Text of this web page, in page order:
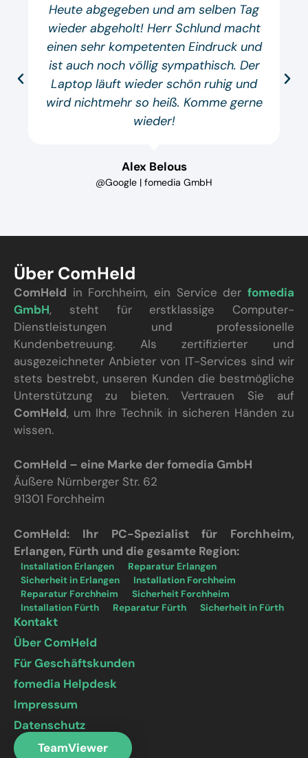
Heute abgegeben und am selben Tag
wieder abgeholt! Herr Schlund macht
einen sehr kompetenten Eindruck und
ist auch noch völlig sympathisch. Der
Laptop läuft wieder schön ruhig und
wird nichtmehr so heiß. Komme gerne
wieder!
Alex Belous
@Google | fomedia GmbH
Über ComHeld
ComHeld in Forchheim, ein Service der fomedia
GmbH, steht für erstklassige Computer-
Dienstleistungen und professionelle
Kundenbetreuung. Als zertifizierter und
ausgezeichneter Anbieter von IT-Services sind wir
stets bestrebt, unseren Kunden die bestmögliche
Unterstützung zu bieten. Vertrauen Sie auf
ComHeld, um Ihre Technik in sicheren Händen zu
wissen.
ComHeld – eine Marke der fomedia GmbH
Äußere Nürnberger Str. 62
91301 Forchheim
ComHeld: Ihr PC-Spezialist für Forchheim,
Erlangen, Fürth und die gesamte Region:
Installation Erlangen
Reparatur Erlangen
Sicherheit in Erlangen
Installation Forchheim
Reparatur Forchheim
Sicherheit Forchheim
Installation Fürth
Reparatur Fürth Sicherheit in Fürth
Kontakt
Über ComHeld
Für Geschäftskunden
fomedia Helpdesk
Impressum
Datenschutz
TeamViewer